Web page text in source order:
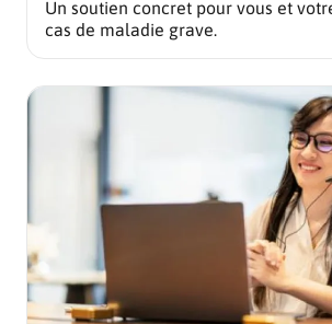
Un soutien concret pour vous et
cas de maladie grave.